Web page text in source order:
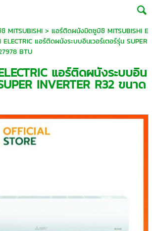
MITSUBISHI> แอร์ติดผนังมิตซูบิชิ MITSUBISHI E
แอร์ติดผนังระบบอินเวอร์เตอร์รุ่น SUPER
BTU
แอร์ติดผนังระบบอิน
INVERTER R32 ขนาด